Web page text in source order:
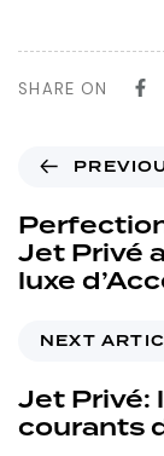
SHARE ON
Jet Privé
luxe
NEXT
Jet Privé:
courants